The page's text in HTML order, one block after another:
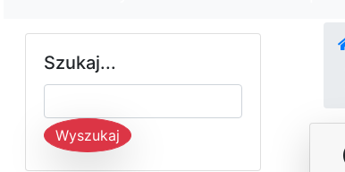
Szukaj...
Wyszukaj